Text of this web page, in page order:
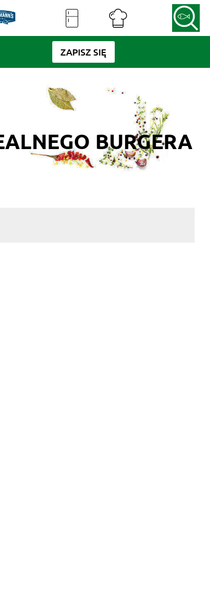
ZAPISZ SIĘ
BURGERA